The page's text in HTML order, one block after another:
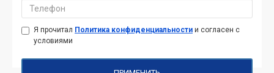
Я прочитал Политика конфиденциальности и согласен с
условиями